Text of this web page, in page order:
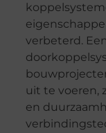
verbeterd.
uit te voeren,
en